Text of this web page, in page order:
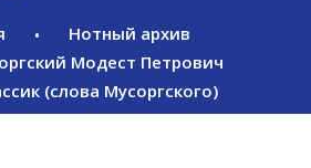
Нотный архив
Модест Петрович
(слова Мусоргского)